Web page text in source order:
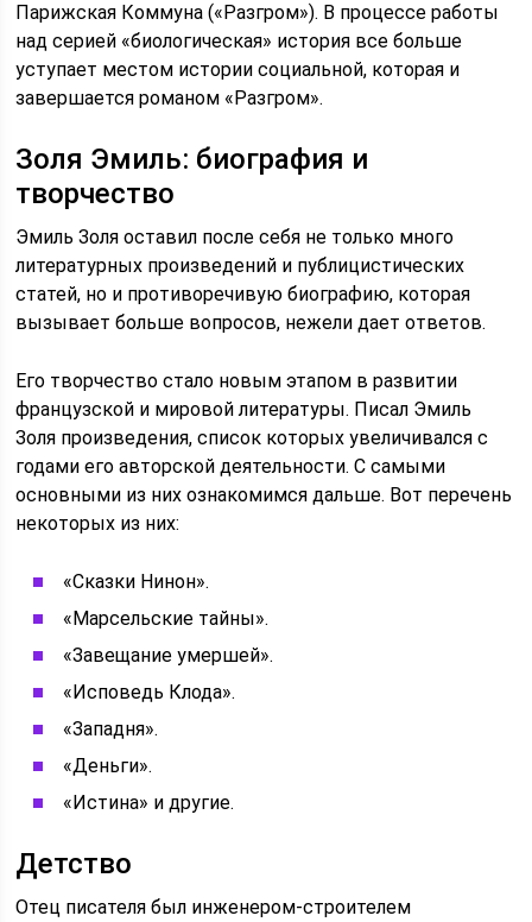
Парижская Коммуна («Разгром»). В процессе работы
над серией «биологическая» история все больше
уступает местом истории социальной, которая и
завершается романом «Разгром».
Золя Эмиль: биография и
творчество
Эмиль Золя оставил после себя не только много
литературных произведений и публицистических
статей, но и противоречивую биографию, которая
вызывает больше вопросов, нежели дает ответов.
Его творчество стало новым этапом в развитии
французской и мировой литературы. Писал Эмиль
Золя произведения, список которых увеличивался с
годами его авторской деятельности. С самыми
основными из них ознакомимся дальше. Вот перечень
некоторых из них:
«Сказки Нинон».
«Марсельские тайны».
«Завещание умершей».
«Исповедь Клода».
«Западня».
«Деньги».
«Истина» и другие.
Детство
Отец писателя был инженером-строителем